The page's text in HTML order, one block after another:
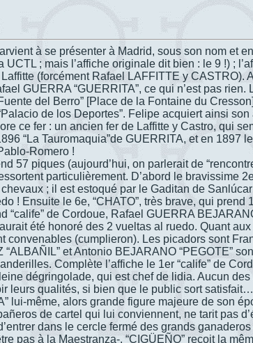
à se présenter à Madrid, sous son nom et
; mais l’affiche originale dit bien : le 9 !) ;
(forcément Rafael LAFFITTE y CASTRO).
GUERRA “GUERRITA”, ce qui n’est pas rien.
del Berro” [Place de la Fontaine du
de los Deportes”. Felipe acquiert ainsi
ce fer : un ancien fer de Laffitte y Castro, qui
“La Tauromaquia”de GUERRITA, et en 1897
Romero !
57 piques (aujourd’hui, on parlerait de
particulièrement. D’abord le bravissime
; il est estoqué par le Gaditan de
! Ensuite le 6e, “CHATO”, très brave, qui prend
“calife” de Cordoue, Rafael GUERRA
été honoré des 2 vueltas al ruedo. Quant
convenables (cumplieron). Les picadors sont
et Antonio BEJARANO “PEGOTE”
Complète l’affiche le 1er “calife” de
dégringolade, qui est chef de lidia. Aucun des
leurs qualités, si bien que le public sort
lui-même, alors grande figure majeure de son
de cartel qui lui conviennent, ne tarit pas
dans le cercle fermé des grands
pas à la Maestranza-, “CIGÜEÑO” reçoit la